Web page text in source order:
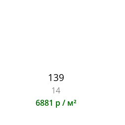
139
14
6881 р / м²